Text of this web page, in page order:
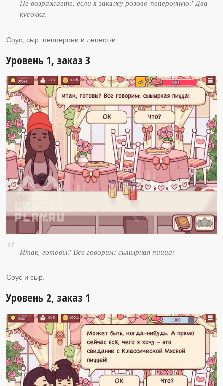
Не возражаете, если я закажу розово-пеперонную? Два
кусочка.
Соус, сыр, пепперони и лепестки.
Уровень 1, заказ 3
Итак, готовы? Все говорим: сынырная пицца!
Соус и сыр.
Уровень 2, заказ 1